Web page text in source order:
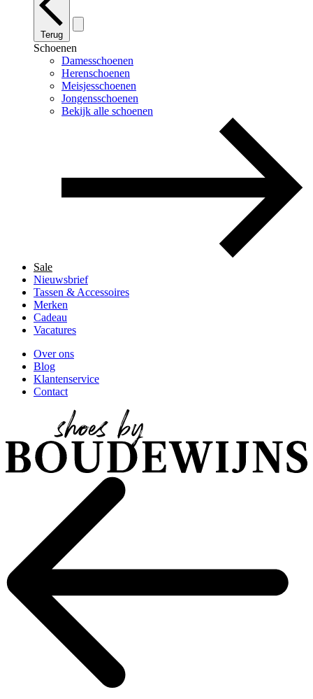
Terug
Schoenen
Damesschoenen
Herenschoenen
Meisjesschoenen
Jongensschoenen
Bekijk alle schoenen
Sale
Nieuwsbrief
Tassen & Accessoires
Merken
Cadeau
Vacatures
Over ons
Blog
Klantenservice
Contact